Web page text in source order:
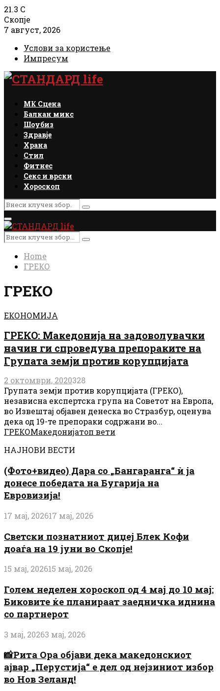
21.3 C
Скопје
7 август, 2026
Услови за користење
Импресум
Facebook
Instagram
Email
Rss
МК Сцена
Балкан микс
Шоубиз
Здравје
Храна
Стил
Фитнес
Секс и врски
Хороскоп
Search
for:
Search
Primary
Menu
Search
for:
Search
Home
ГРЕКО
ГРЕКО
ЕКОНОМИЈА
ГРЕКО: Македонија на задоволувачки
начин ги спроведува препораките на
Групата земји против корупцијата
2 октомври, 2020328
Групата земји против корупцијата (ГРЕКО),
независна експертска група на Советот на Европа,
во Извештај објавен денеска во Стразбур, оценува
дека од 19-те препораки содржани во...
ГРЕКОМакедонијатоп вети
НАЈНОВИ ВЕСТИ
(Фото+видео) Дара со „Бангаранга“ ѝ ја
донесе победата на Бугарија на
Евровизија!
17 мај, 202617 мај, 2026
Светски познатниот диџеј Блек Кофи
доаѓа на 19 јуни во Скопје!
15 мај, 202615 мај, 2026
Голем неделен хороскоп од 4 мај до 10 мај:
Биковите ќе планираат заедничка иднина
со партнерот
3 мај, 20263 мај, 2026
📸Рита Ора објави дека македонскиот
ајвар „Перустија“ е дел од нејзиниот избор
во Нов Зеланд!